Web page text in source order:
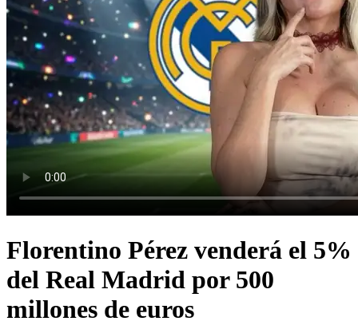
Florentino Pérez venderá el 5%
del Real Madrid por 500
millones de euros